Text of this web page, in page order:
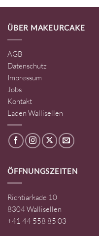
ÜBER MAKEURCAKE
AGB
Datenschutz
Impressum
Jobs
Kontakt
Laden Wallisellen
ÖFFNUNGSZEITEN
Richtiarkade 10
8304 Wallisellen
+41 44 558 85 03